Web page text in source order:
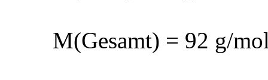
M(Gesamt) = 92 g/